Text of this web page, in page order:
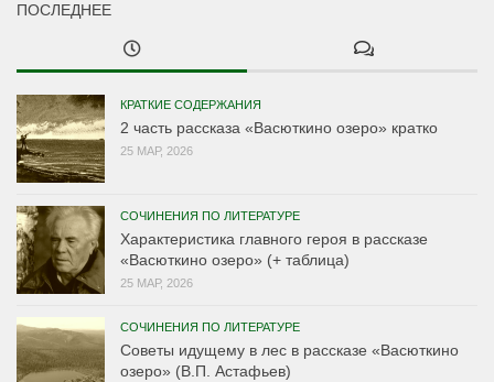
ПОСЛЕДНЕЕ
КРАТКИЕ СОДЕРЖАНИЯ
2 часть рассказа «Васюткино озеро» кратко
25 МАР, 2026
СОЧИНЕНИЯ ПО ЛИТЕРАТУРЕ
Характеристика главного героя в рассказе
«Васюткино озеро» (+ таблица)
25 МАР, 2026
СОЧИНЕНИЯ ПО ЛИТЕРАТУРЕ
Советы идущему в лес в рассказе «Васюткино
озеро» (В.П. Астафьев)